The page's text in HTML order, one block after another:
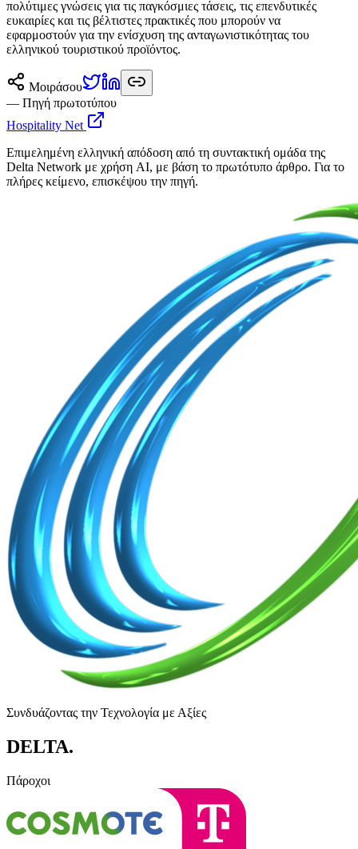
πολύτιμες γνώσεις για τις παγκόσμιες τάσεις, τις επενδυτικές
ευκαιρίες και τις βέλτιστες πρακτικές που μπορούν να
εφαρμοστούν για την ενίσχυση της ανταγωνιστικότητας του
ελληνικού τουριστικού προϊόντος.
Μοιράσου
— Πηγή πρωτοτύπου
Hospitality Net
Επιμελημένη ελληνική απόδοση από τη συντακτική ομάδα της
Delta Network με χρήση AI, με βάση το πρωτότυπο άρθρο. Για το
πλήρες κείμενο, επισκέψου την πηγή.
Συνδυάζοντας την Τεχνολογία με Αξίες
DELTA.
Πάροχοι